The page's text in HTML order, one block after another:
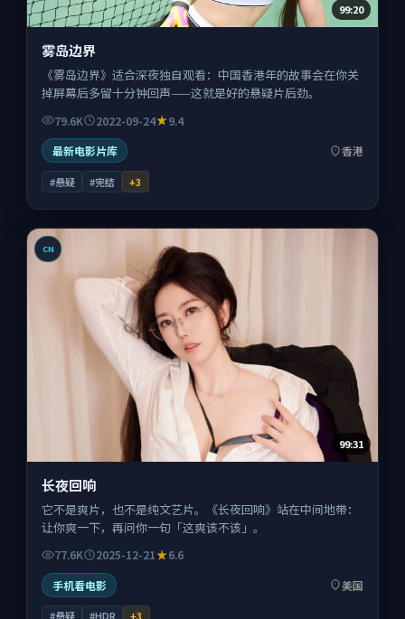
99:20
雾岛边界
《雾岛边界》适合深夜独自观看：中国香港年的故事会在你关
掉屏幕后多留十分钟回声——这就是好的悬疑片后劲。
79.6K 2022-09-24
9.4
最新电影片库
香港
#悬疑 #完结 +3
CN
99:31
长夜回响
它不是爽片，也不是纯文艺片。《长夜回响》站在中间地带：
让你爽一下，再问你一句「这爽该不该」。
77.6K 2025-12-21
6.6
手机看电影
美国
#悬疑 #HDR +3